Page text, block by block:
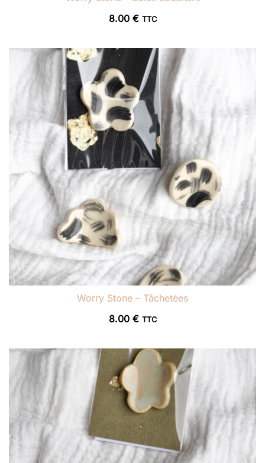
8.00 € TTC
Worry Stone – Tâchetées
8.00 € TTC